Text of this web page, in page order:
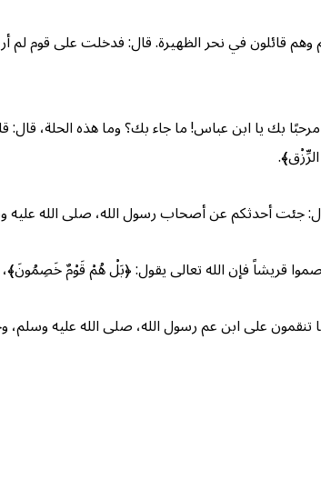
قائلون في نحر الظهيرة. قال: فدخلت على قوم لم
بك يا ابن عباس! ما جاء بك؟ وما هذه الحلة،
جئت أحدثكم عن أصحاب رسول الله، صلى الله
قريشاً فإن الله تعالى يقول: ﴿بَلْ هُمْ قَوْمٌ خَصِمُونَ﴾،
تنقمون على ابن عم رسول الله، صلى الله عليه